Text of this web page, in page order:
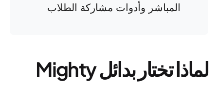
المباشر وأدوات مشاركة الطلاب
لماذا تختار بدائل Mighty